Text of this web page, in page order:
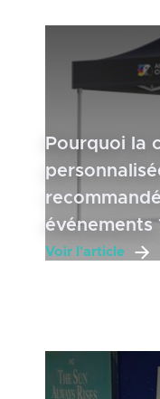
Pourquoi la
événements
Voir l'article